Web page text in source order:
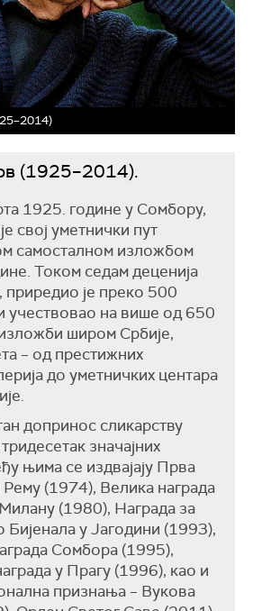
(1925–2014).
1925. године у Сомбору,
свој уметнички пут
самосталном изложбом
Током седам деценија
приредио је преко 500
учествовао на више од 650
широм Србије,
– од престижних
до уметничких центара
допринос сликарству
значајних
њима се издвајају Прва
Рему (1974), Велика награда
(1980), Награда за
у Јагодини (1993),
Сомбора (1995),
у Прагу (1996), као и
признања – Вукова